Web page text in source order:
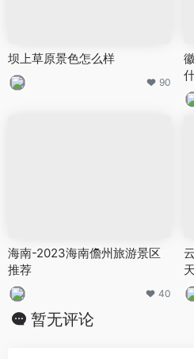
坝上草原景色怎么样
90
海南-2023海南儋州旅游景区
推荐
40
暂无评论